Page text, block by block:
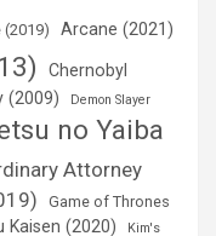
Arcane (2021)
Chernobyl
(2009) Demon Slayer
no Yaiba
Attorney
Game of Thrones
Kaisen (2020)
Kim's